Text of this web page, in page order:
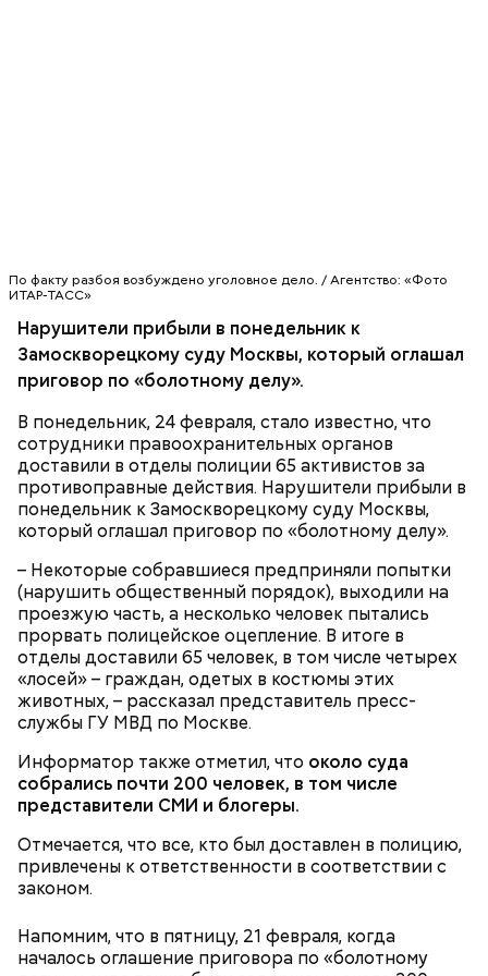
По факту разбоя возбуждено уголовное дело. / Агентство: «Фото
ИТАР-ТАСС»
Нарушители прибыли в понедельник к
Замоскворецкому суду Москвы, который оглашал
приговор по «болотному делу».
В понедельник, 24 февраля, стало известно, что
сотрудники правоохранительных органов
доставили в отделы полиции 65 активистов за
противоправные действия. Нарушители прибыли в
понедельник к Замоскворецкому суду Москвы,
который оглашал приговор по «болотному делу».
– Некоторые собравшиеся предприняли попытки
(нарушить общественный порядок), выходили на
проезжую часть, а несколько человек пытались
прорвать полицейское оцепление. В итоге в
отделы доставили 65 человек, в том числе четырех
«лосей» – граждан, одетых в костюмы этих
животных, – рассказал представитель пресс-
службы ГУ МВД по Москве.
Информатор также отметил, что около суда
собрались почти 200 человек, в том числе
представители СМИ и блогеры.
Отмечается, что все, кто был доставлен в полицию,
привлечены к ответственности в соответствии с
законом.
Напомним, что в пятницу, 21 февраля, когда
началось оглашение приговора по «болотному
А еще, удержав меч палача, святой Николай спас от
смерти трех мужей, невинно осужденных
корыстолюбивым градоначальником.
За свою земную жизнь он совершил множество
добрых дел во славу Божию.
2-3 картофелины,
1 некрупное яблоко,
1 некрупный помидор,
2 корня сельдерея,
салатная заправка.
Очищенный сырой салатный сельдерей
нашинковать соломкой. Яблоки очистить от
кожицы и семян, нарезать ломтиками. Так же
нарезать вареный картофель. Продукты
перемешать, полить салатной заправкой, выложить
в салатник горкой и украсить веточками
ломтиками яблок.